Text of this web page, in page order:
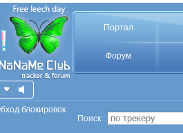
Портал
Форум
блокировок
Поиск :